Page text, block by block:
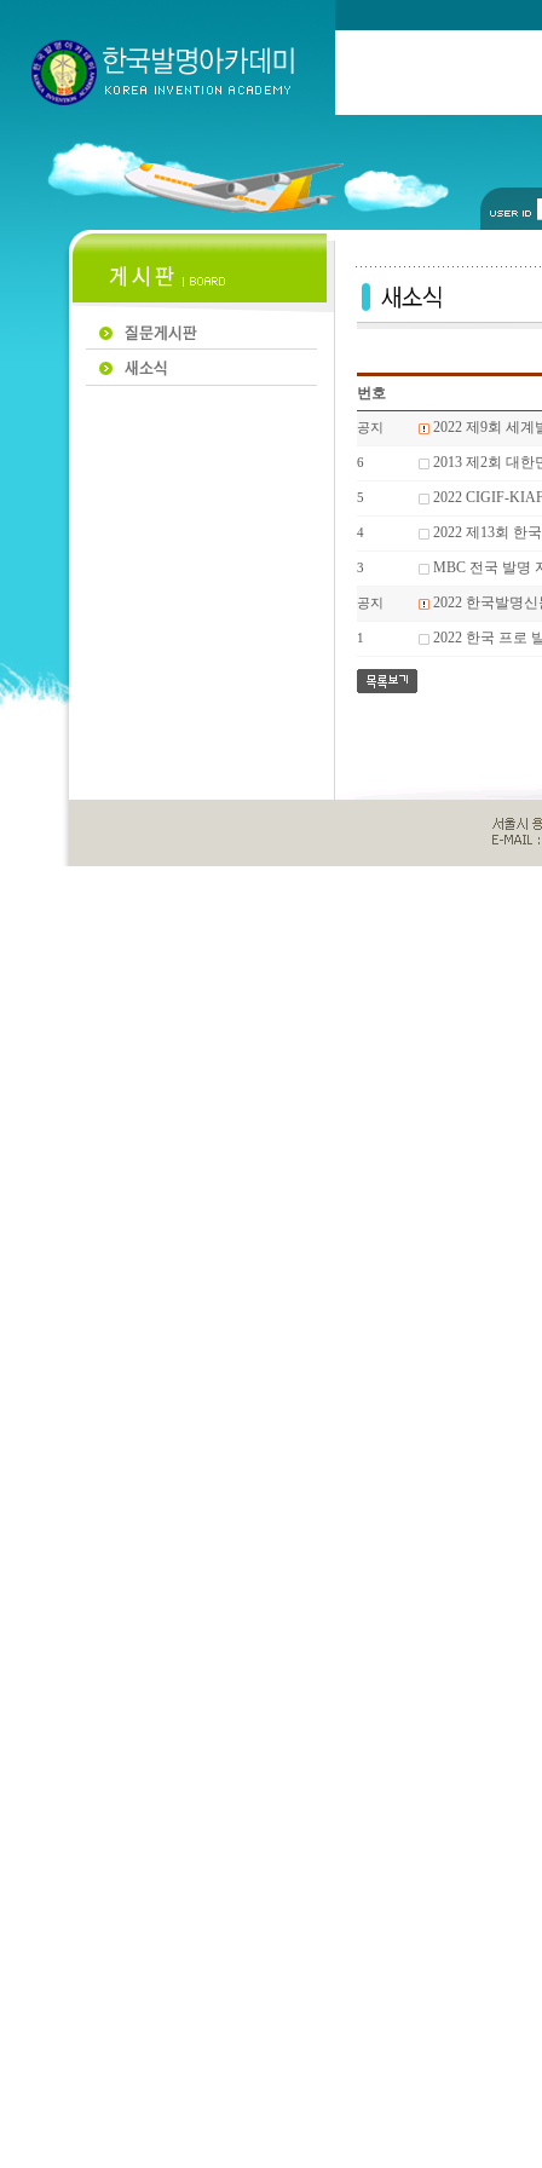
번호
공지 2022 제9회 세
6 2013 제2회 대
5 2022 CIGIF-
4 2022 제13회 한
3 MBC 전국 발명
공지 2022 한국발명
1 2022 한국 프로